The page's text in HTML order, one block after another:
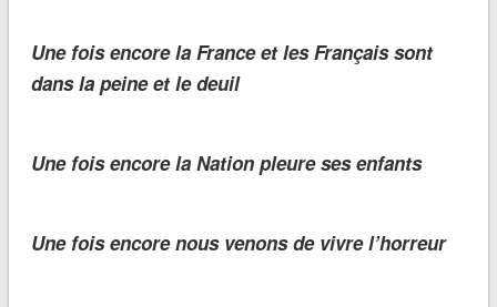
Une fois encore la France et les Français sont
dans la peine et le deuil
Une fois encore la Nation pleure ses enfants
Une fois encore nous venons de vivre l’horreur